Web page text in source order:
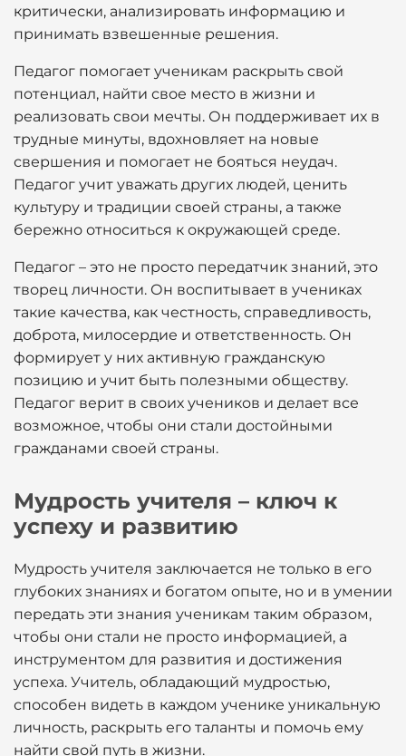
критически, анализировать информацию и
принимать взвешенные решения.
Педагог помогает ученикам раскрыть свой
потенциал, найти свое место в жизни и
реализовать свои мечты. Он поддерживает их в
трудные минуты, вдохновляет на новые
свершения и помогает не бояться неудач.
Педагог учит уважать других людей, ценить
культуру и традиции своей страны, а также
бережно относиться к окружающей среде.
Педагог – это не просто передатчик знаний, это
творец личности. Он воспитывает в учениках
такие качества, как честность, справедливость,
доброта, милосердие и ответственность. Он
формирует у них активную гражданскую
позицию и учит быть полезными обществу.
Педагог верит в своих учеников и делает все
возможное, чтобы они стали достойными
гражданами своей страны.
Мудрость учителя – ключ к
успеху и развитию
Мудрость учителя заключается не только в его
глубоких знаниях и богатом опыте, но и в умении
передать эти знания ученикам таким образом,
чтобы они стали не просто информацией, а
инструментом для развития и достижения
успеха. Учитель, обладающий мудростью,
способен видеть в каждом ученике уникальную
личность, раскрыть его таланты и помочь ему
найти свой путь в жизни.